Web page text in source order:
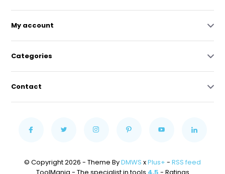
My account
Categories
Contact
© Copyright 2026 - Theme ByDMWS xPlus+ - RSS feed
ToolMania - The specialist in tools 4,5 - Ratings